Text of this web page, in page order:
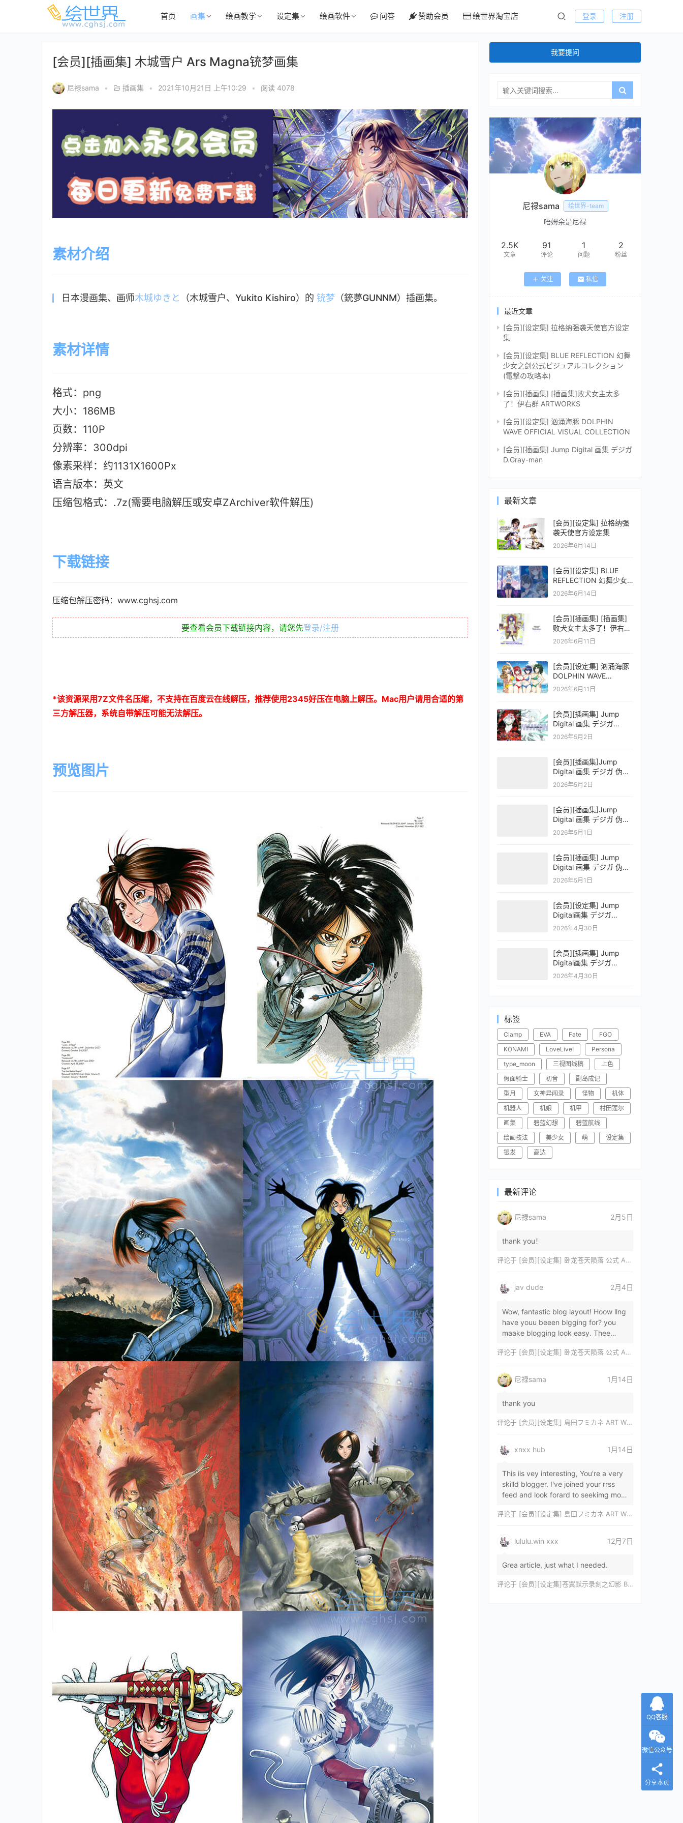
首页 画集 绘画教学 设定集 绘画软件 问答 赞助会员 绘世界淘宝店 登录 注册
[会员][插画集] 木城雪户 Ars Magna铳梦画集
尼禄sama • 插画集 • 2021年10月21日 上午10:29 • 阅读 4078
素材介绍
日本漫画集、画师木城ゆきと （木城雪户、Yukito Kishiro）的 铳梦 （銃夢GUNNM）插画集。
素材详情
格式：png
大小：186MB
页数：110P
分辨率：300dpi
像素采样：约1131X1600Px
语言版本：英文
压缩包格式：.7z(需要电脑解压或安卓ZArchiver软件解压)
下载链接
压缩包解压密码：www.cghsj.com
要查看会员下载链接内容，请您先登录/注册
*该资源采用7Z文件名压缩，不支持在百度云在线解压，推荐使用 2345好压在电脑上解压。 Mac用户请用合适的第
三方解压器，系统自带解压可能无法解压。
预览图片
我要提问
尼禄sama 绘世界-team
唔姆余是尼禄
2.5K
文章
91
评论
1
问题
2
粉丝
关注 私信
最近文章
[会员][设定集] 拉格纳强袭天使官方设定
集
[会员][设定集] BLUE REFLECTION 幻舞
少女之剑公式ビジュアルコレクション
(電撃の攻略本)
[会员][插画集] [插画集]败犬女主太多
了！伊右群 ARTWORKS
[会员][设定集] 汹涌海豚 DOLPHIN
WAVE OFFICIAL VISUAL COLLECTION
[会员][插画集] Jump Digital 画集 デジガ
D.Gray-man
最新文章
[会员][设定集] 拉格纳强
袭天使官方设定集
2026年6月14日
[会员][设定集] BLUE
REFLECTION 幻舞少女
之剑公式ビジュアルコレ
2026年6月14日
[会员][插画集] [插画集]
败犬女主太多了！伊右群
ARTWORKS
2026年6月11日
[会员][设定集] 汹涌海豚
DOLPHIN WAVE
OFFICIAL VISUAL
2026年6月11日
[会员][插画集] Jump
Digital 画集 デジガ
D.Gray-man
2026年5月2日
[会员][插画集]Jump
Digital 画集 デジガ 伪恋
ニセコイ 3
2026年5月2日
[会员][插画集]Jump
Digital 画集 デジガ 伪恋
ニセコイ 2
2026年5月1日
[会员][插画集] Jump
Digital 画集 デジガ 伪恋
ニセコイ 1
2026年5月1日
[会员][设定集] Jump
Digital画集 デジガ
CLAYMORE 2
2026年4月30日
[会员][插画集] Jump
Digital画集 デジガ
CLAYMORE 1
2026年4月30日
标签
Clamp EVA Fate
FGO
KONAMI
LoveLive!
Persona
type_moon
三视图线稿
上色
假面骑士
初音
副岛成记
型月
女神异闻录 怪物
机体
机器人
机娘 机甲
村田莲尔
画集
碧蓝幻想
碧蓝航线
绘画技法
美少女 萌
设定集
银发
高达
最新评论
尼禄sama 2月5日
thank you！
评论于 [会员][设定集] 卧龙苍天陨落 公式 ARTWORKS[DL]
jav dude 2月4日
Wow, fantastic blog layout! Hoow llng
have youu beeen blgging for? you
maake blogging look easy. Thee
magnificent, let…
评论于 [会员][设定集] 卧龙苍天陨落 公式 ARTWORKS[DL]
尼禄sama 1月14日
thank you
评论于 [会员][设定集] 島田フミカネ ART WORKS EXTRA Luminous Witches[DL]
xnxx hub 1月14日
This iis vey interesting, You're a very
skilld blogger. I've joined your rrss
feed and look forard to seekimg mor
评论于 [会员][设定集] 島田フミカネ ART WORKS EXTRA Luminous Witches[DL]
lululu.win xxx 12月7日
Grea article, just what I needed.
评论于 [会员][设定集]苍翼默示录刻之幻影 BLAZBLUE CHRONOPHANTASMA 公式設定資料集II
QQ客服
微信公众号
分享本页